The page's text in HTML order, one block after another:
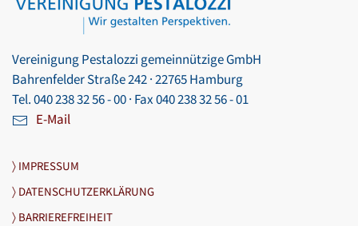
Vereinigung Pestalozzi gemeinnützige GmbH
Bahrenfelder Straße 242 · 22765 Hamburg
Tel. 040 238 32 56 - 00 · Fax 040 238 32 56 - 01
E-Mail
〉 IMPRESSUM
〉 DATENSCHUTZERKLÄRUNG
〉 BARRIEREFREIHEIT